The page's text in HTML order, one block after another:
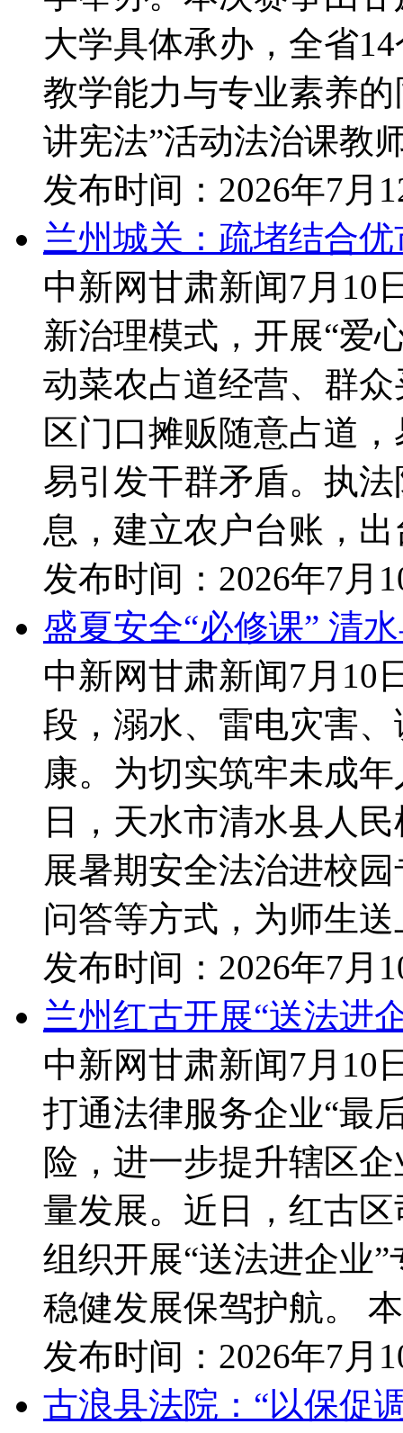
大学具体承办，全省
教学能力与专业素养
讲宪法”活动法治课教
发布时间： 2026年7月
兰州城关：疏堵结合
中新网甘肃新闻7月10
新治理模式，开展“爱
动菜农占道经营、群
区门口摊贩随意占道
易引发干群矛盾。执
息，建立农户台账，
发布时间： 2026年7月
盛夏安全“必修课” 清
中新网甘肃新闻7月10
段，溺水、雷电灾害
康。为切实筑牢未成
日，天水市清水县人
展暑期安全法治进校
问答等方式，为师生
发布时间： 2026年7月
兰州红古开展“送法进
中新网甘肃新闻7月10
打通法律服务企业“最
险，进一步提升辖区
量发展。近日，红古
组织开展“送法进企业
稳健发展保驾护航。
发布时间： 2026年7月
古浪县法院：“以保促